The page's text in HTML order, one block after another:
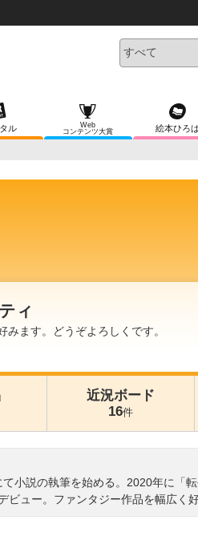
ル
Web
コンテンツ大賞
絵本ひろ
ィ
みます。どうぞよろしくです。
近況ボード
16件
小説の執筆を始める。2020年に「
ビュー。ファンタジー作品を幅広く好